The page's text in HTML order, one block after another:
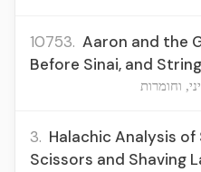
10753. Aaron and the
Before Sinai, and
וחומרות
3. Halachic Analysis
Scissors and Shaving